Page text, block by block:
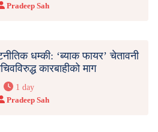
Pradeep Sah
धम्की: ‘ब्याक फायर’ चेतावनी
कारबाहीको माग
1 day
Pradeep Sah